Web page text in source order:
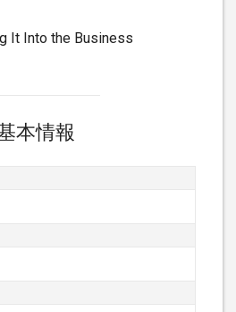
It Into the Business
本情報